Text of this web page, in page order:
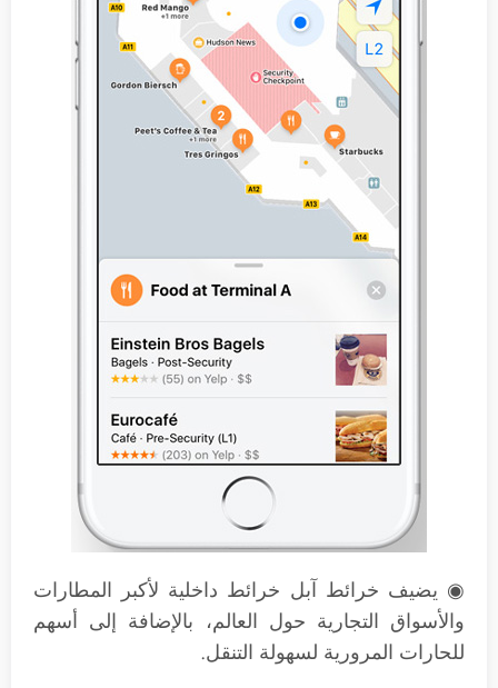
◉ يضيف خرائط آبل خرائط داخلية لأكبر المطارات
والأسواق التجارية حول العالم، بالإضافة إلى أسهم
للحارات المرورية لسهولة التنقل.